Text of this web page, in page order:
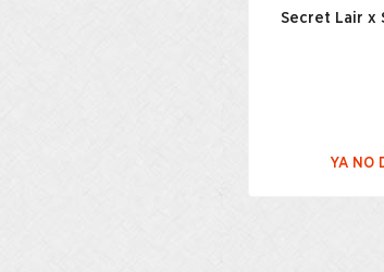
Secret Lair x
YA NO